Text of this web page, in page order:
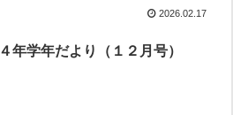
2026.02.17
４年学年だより（１２月号）